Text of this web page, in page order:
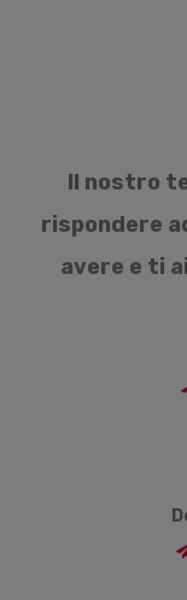
Il nostro
rispondere
avere e ti